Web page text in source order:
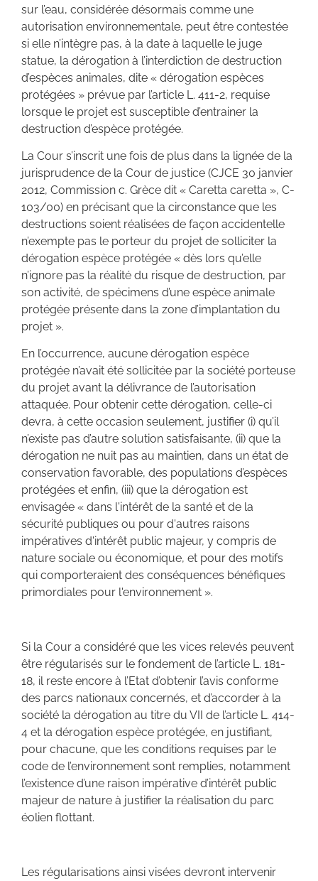
sur l’eau, considérée désormais comme une
autorisation environnementale, peut être contestée
si elle n’intègre pas, à la date à laquelle le juge
statue, la dérogation à l’interdiction de destruction
d’espèces animales, dite « dérogation espèces
protégées » prévue par l’article L. 411-2, requise
lorsque le projet est susceptible d’entrainer la
destruction d’espèce protégée.
La Cour s’inscrit une fois de plus dans la lignée de la
jurisprudence de la Cour de justice (CJCE 30 janvier
2012, Commission c. Grèce dit « Caretta caretta », C-
103/00) en précisant que la circonstance que les
destructions soient réalisées de façon accidentelle
n’exempte pas le porteur du projet de solliciter la
dérogation espèce protégée « dès lors qu’elle
n’ignore pas la réalité du risque de destruction, par
son activité, de spécimens d’une espèce animale
protégée présente dans la zone d’implantation du
projet ».
En l’occurrence, aucune dérogation espèce
protégée n’avait été sollicitée par la société porteuse
du projet avant la délivrance de l’autorisation
attaquée. Pour obtenir cette dérogation, celle-ci
devra, à cette occasion seulement, justifier (i) qu’il
n’existe pas d’autre solution satisfaisante, (ii) que la
dérogation ne nuit pas au maintien, dans un état de
conservation favorable, des populations d’espèces
protégées et enfin, (iii) que la dérogation est
envisagée « dans l'intérêt de la santé et de la
sécurité publiques ou pour d'autres raisons
impératives d'intérêt public majeur, y compris de
nature sociale ou économique, et pour des motifs
qui comporteraient des conséquences bénéfiques
primordiales pour l'environnement ».
Si la Cour a considéré que les vices relevés peuvent
être régularisés sur le fondement de l’article L. 181-
18, il reste encore à l’Etat d’obtenir l’avis conforme
des parcs nationaux concernés, et d’accorder à la
société la dérogation au titre du VII de l’article L. 414-
4 et la dérogation espèce protégée, en justifiant,
pour chacune, que les conditions requises par le
code de l’environnement sont remplies, notamment
l’existence d’une raison impérative d’intérêt public
majeur de nature à justifier la réalisation du parc
éolien flottant.
Les régularisations ainsi visées devront intervenir